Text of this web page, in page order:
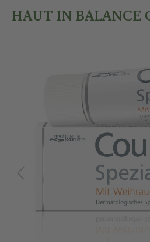
HAUT IN